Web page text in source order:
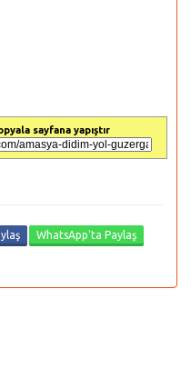
sayfana yapıştır
WhatsApp'ta Paylaş